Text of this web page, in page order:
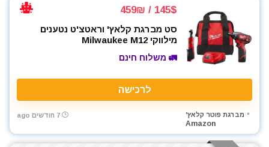
145$ / 459₪
סט מברגת קלאץ' וראטצ'ט נטענים
מילווקי Milwaukee M12
🚛 משלוח חינם
לרכישה
מברגת פוטר קלאץ'
Amazon
7 חודשים ago